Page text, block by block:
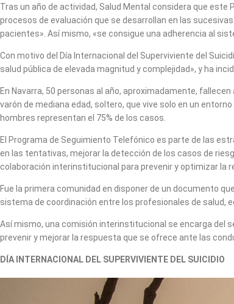
Tras un año de actividad, Salud Mental considera que
procesos de evaluación que se desarrollan en las
pacientes». Así mismo, «se consigue una adherencia al
Con motivo del Día Internacional del Superviviente del
salud pública de elevada magnitud y complejidad», y ha
En Navarra, 50 personas al año, aproximadamente,
varón de mediana edad, soltero, que vive solo en un
hombres representan el 75% de los casos.
El Programa de Seguimiento Telefónico es parte de las
en las tentativas, mejorar la detección de los casos de
colaboración interinstitucional para prevenir y optimizar la
Fue la primera comunidad en disponer de un documento
sistema de coordinación entre los profesionales de salud,
Así mismo, una comisión interinstitucional se encarga del
prevenir y mejorar la respuesta que se ofrece ante las
DÍA INTERNACIONAL DEL SUPERVIVIENTE DEL SUICIDIO